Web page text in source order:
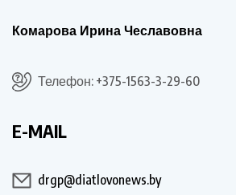
Комарова Ирина Чеславовна
Телефон: +375-1563-3-29-60
E-MAIL
drgp@diatlovonews.by